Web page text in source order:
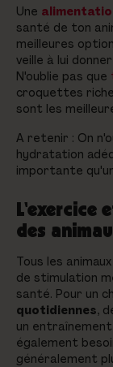
Une
santé de ton
meilleures
veille à lui
N'oublie pas que
croquettes
sont les
A retenir : On
hydratation
importante
L'exercice
des
Tous les
de stimulation
santé. Pour un
quotidiennes,
un
également
généralement